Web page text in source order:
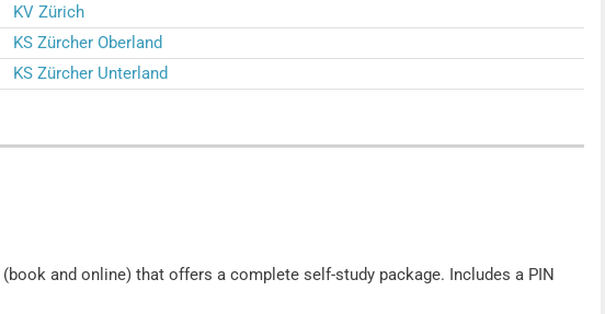
KV Zürich
KS Zürcher Oberland
KS Zürcher Unterland
and online) that offers a complete self-study package. Includes a PIN